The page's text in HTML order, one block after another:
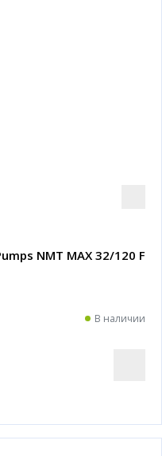
NMT MAX 32/120 F
В наличии